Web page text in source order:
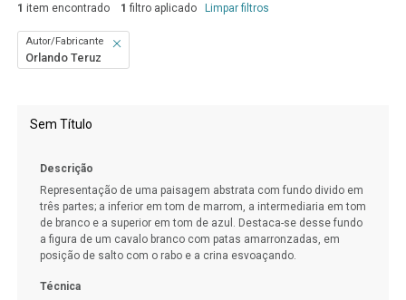
1 item encontrado 1 filtro aplicado Limpar filtros
Autor/Fabricante
Orlando Teruz
Resultados da lista de itens
Sem Título
Descrição
Representação de uma paisagem abstrata com fundo divido em
três partes; a inferior em tom de marrom, a intermediaria em tom
de branco e a superior em tom de azul. Destaca-se desse fundo
a figura de um cavalo branco com patas amarronzadas, em
posição de salto com o rabo e a crina esvoaçando.
Técnica